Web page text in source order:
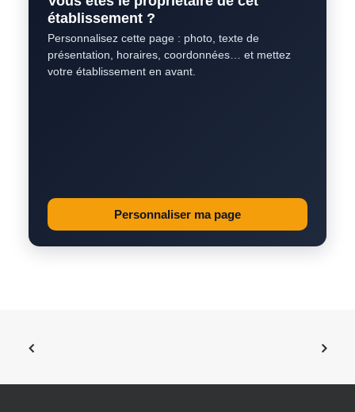
établissement ?
Personnalisez cette page : photo, texte de
présentation, horaires, coordonnées… et mettez
votre établissement en avant.
Personnaliser ma page